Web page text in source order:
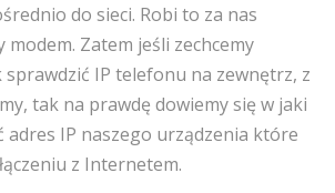
do sieci. Robi to za nas
modem. Zatem jeśli zechcemy
sprawdzić IP telefonu na zewnętrz, z
tak na prawdę dowiemy się w jaki
adres IP naszego urządzenia które
z Internetem.